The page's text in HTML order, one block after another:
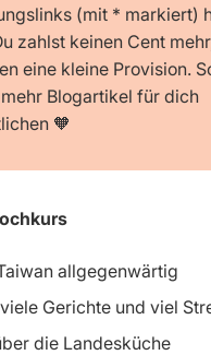
(mit * markiert)
zahlst keinen Cent
eine kleine Provision.
Blogartikel für dich
🧡
allgegenwärtig
Gerichte und viel
die Landesküche